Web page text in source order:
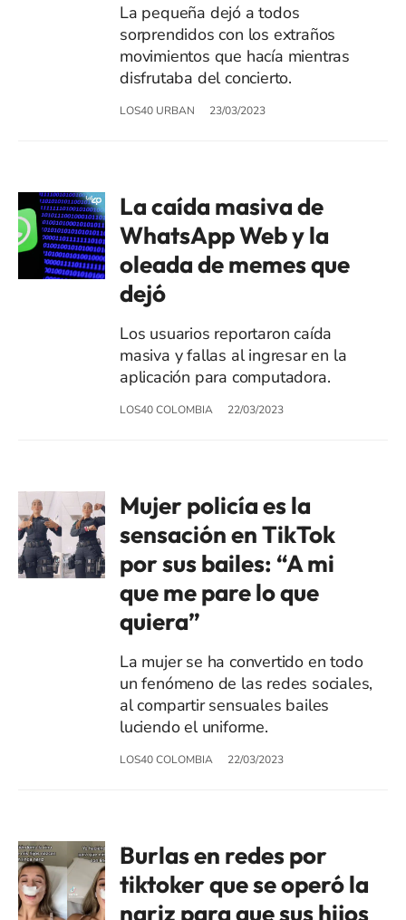
La pequeña dejó a todos
sorprendidos con los extraños
movimientos que hacía mientras
disfrutaba del concierto.
LOS40 URBAN 23/03/2023
La caída masiva de
WhatsApp Web y la
oleada de memes que
dejó
Los usuarios reportaron caída
masiva y fallas al ingresar en la
aplicación para computadora.
LOS40 COLOMBIA 22/03/2023
Mujer policía es la
sensación en TikTok
por sus bailes: “A mi
que me pare lo que
quiera”
La mujer se ha convertido en todo
un fenómeno de las redes sociales,
al compartir sensuales bailes
luciendo el uniforme.
LOS40 COLOMBIA 22/03/2023
Burlas en redes por
tiktoker que se operó la
nariz para que sus hijos